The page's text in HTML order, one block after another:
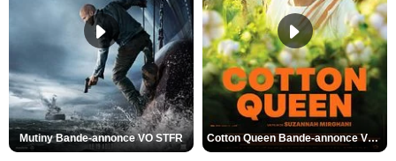
Mutiny Bande-annonce VO STFR Cotton Queen Bande-annonce VO STFR